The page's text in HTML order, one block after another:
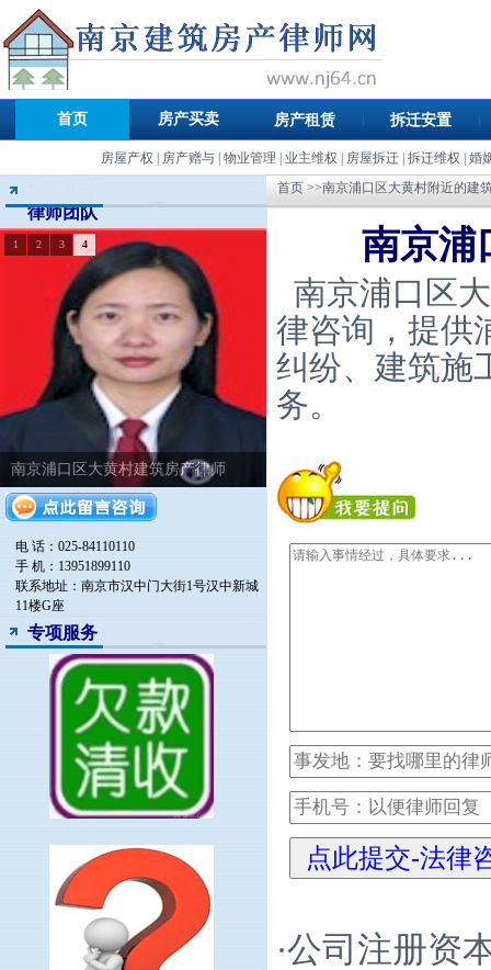
首页 房产买卖 房产租赁 拆迁安置
房屋产权 房产赠与| 物业管理 业主维权 房屋拆迁| 拆迁维权 婚
律师团队
南京浦口区大黄村建筑房产律师
1 2 3 4
电 话：025-84110110
手 机：13951899110
联系地址：南京市汉中门大街1号汉中新城
11楼G座
专项服务
首页 >>南京浦口区大黄村附近的建
南京浦
南京浦口区
律咨询，提供
纠纷、建筑施
务。
·公司注册资